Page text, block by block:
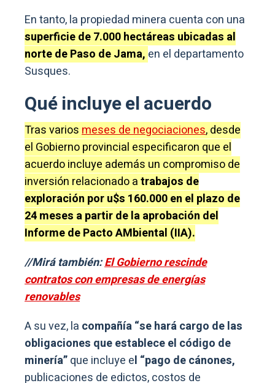
En tanto, la propiedad minera cuenta con una
superficie de 7.000 hectáreas ubicadas al
norte de Paso de Jama, en el departamento
Susques.
Qué incluye el acuerdo
Tras variosmeses de negociaciones, desde
el Gobierno provincial especificaron que el
acuerdo incluye además un compromiso de
inversión relacionado atrabajos de
exploración por u$s 160.000 en el plazo de
24 meses a partir de la aprobación del
Informe de Pacto AMbiental (IIA).
//Mirá también:El Gobierno rescinde
contratos con empresas de energías
renovables
A su vez, la compañía “se hará cargo de las
obligaciones que establece el código de
minería”que incluye el “pago de cánones,
publicaciones de edictos, costos de